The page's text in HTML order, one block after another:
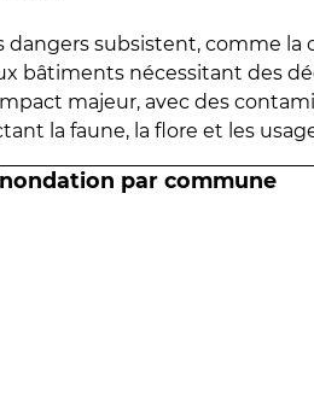
dangers subsistent, comme
bâtiments nécessitant des
majeur, avec des
la faune, la flore et les
par commune